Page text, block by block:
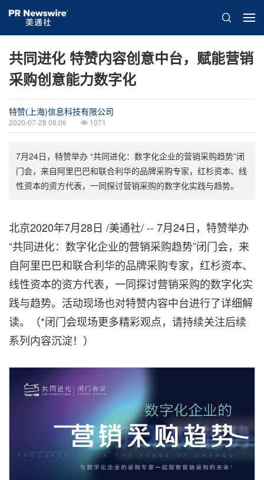
共同进化 特赞内容创意中台，赋能营销
采购创意能力数字化
特赞(上海)信息科技有限公司
2020-07-28 08:06 1071
7月24日，特赞举办 “共同进化：数字化企业的营销采购趋势”闭
门会，来自阿里巴巴和联合利华的品牌采购专家，红杉资本、线
性资本的资方代表，一同探讨营销采购的数字化实践与趋势。
北京2020年7月28日 /美通社/ -- 7月24日，特赞举办
“共同进化：数字化企业的营销采购趋势”闭门会，来
自阿里巴巴和联合利华的品牌采购专家，红杉资本、
线性资本的资方代表，一同探讨营销采购的数字化实
践与趋势。活动现场也对特赞内容中台进行了详细解
读。（*闭门会现场更多精彩观点，请持续关注后续
系列内容沉淀！）